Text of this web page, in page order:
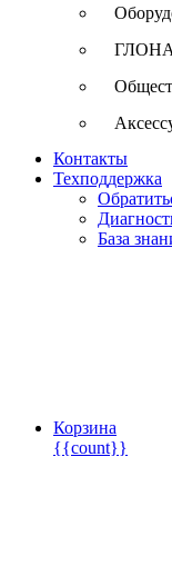
Контакты
Техподдержка
База
Корзина
{{count}}